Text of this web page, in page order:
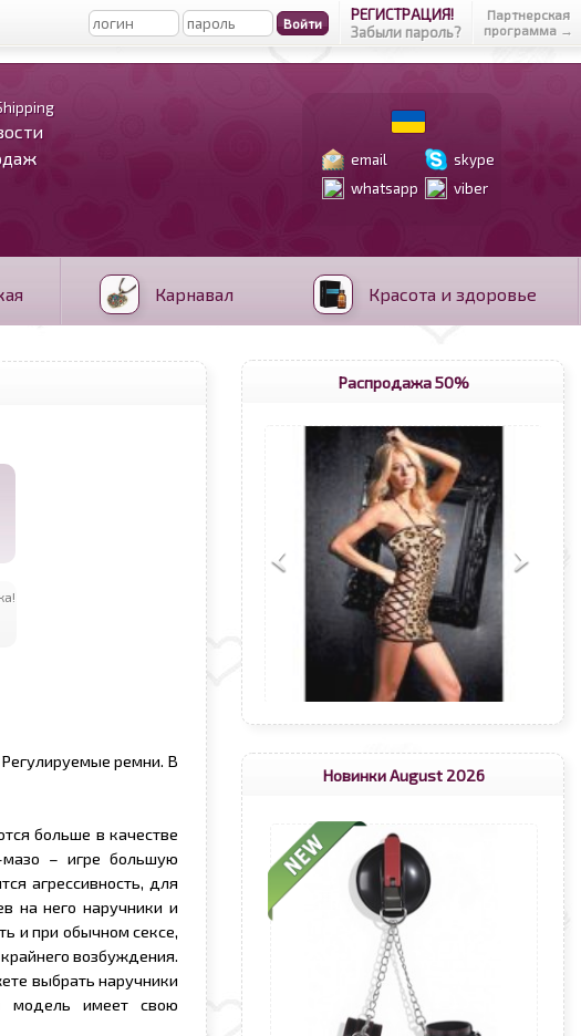
РЕГИСТРАЦИЯ!
Забыли пароль?
Партнерская
программа →
email
skype
whatsapp
viber
Карнавал Красота и здоровье
ремни. В
больше в качестве
мазо – игре большую
агрессивность, для
на него наручники и
и при обычном сексе,
возбуждения.
выбрать наручники
модель имеет свою
Распродажа 50%
Новинки August 2026